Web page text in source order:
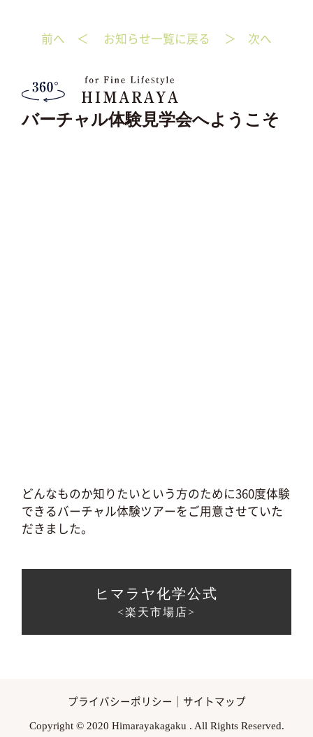
前へ ＜ お知らせ一覧に戻る ＞ 次へ
バーチャル体験見学会へようこそ
どんなものか知りたいという方のために360度体験
できるバーチャル体験ツアーをご用意させていた
だきました。
ヒマラヤ化学公式
<楽天市場店>
プライバシーポリシー サイトマップ
Copyright © 2020 Himarayakagaku . All Rights Reserved.